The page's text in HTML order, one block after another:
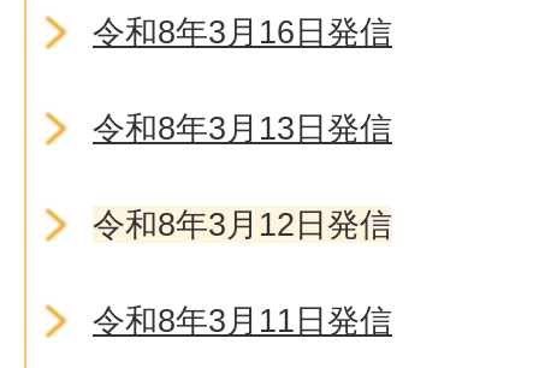
令和8年3月16日発信
令和8年3月13日発信
令和8年3月12日発信
令和8年3月11日発信